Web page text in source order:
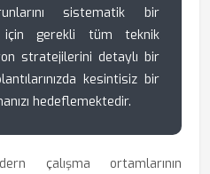
sistematik bir
için gerekli tüm teknik
stratejilerini detaylı bir
kesintisiz bir
hedeflemektedir.
çalışma ortamlarının